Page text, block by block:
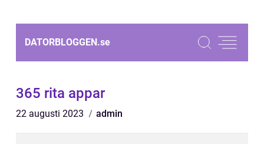
DATORBLOGGEN.se
365 rita appar
22 augusti 2023 admin